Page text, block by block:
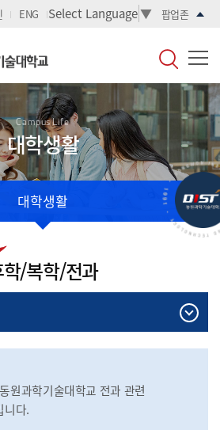
ENG Select Language▼ 팝업존
Campus Life
대학생활
대학생활
/복학/전과
원과학기술대학교 전과 관련
니다.